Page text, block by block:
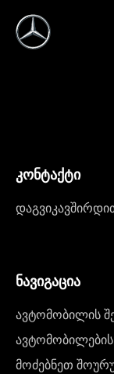
კონტაქტი
ნავიგაცია
ავტომობილის
ავტომობილების
მოძებნეთ